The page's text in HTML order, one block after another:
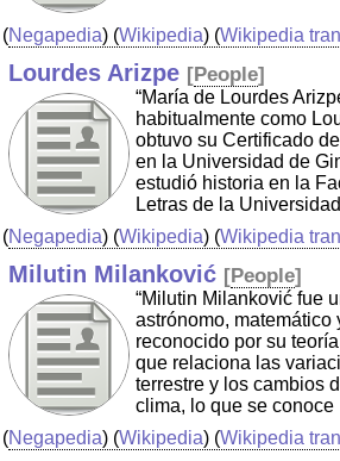
(Negapedia) (Wikipedia) (Wikipedia
Lourdes Arizpe [People]
“María de Lourdes
habitualmente como
obtuvo su Certificado
en la Universidad de
estudió historia en la
Letras de la
(Negapedia) (Wikipedia) (Wikipedia
Milutin Milanković [People]
“Milutin Milanković fue
astrónomo,
reconocido por su
que relaciona las
terrestre y los cambios
clima, lo que se
(Negapedia) (Wikipedia) (Wikipedia